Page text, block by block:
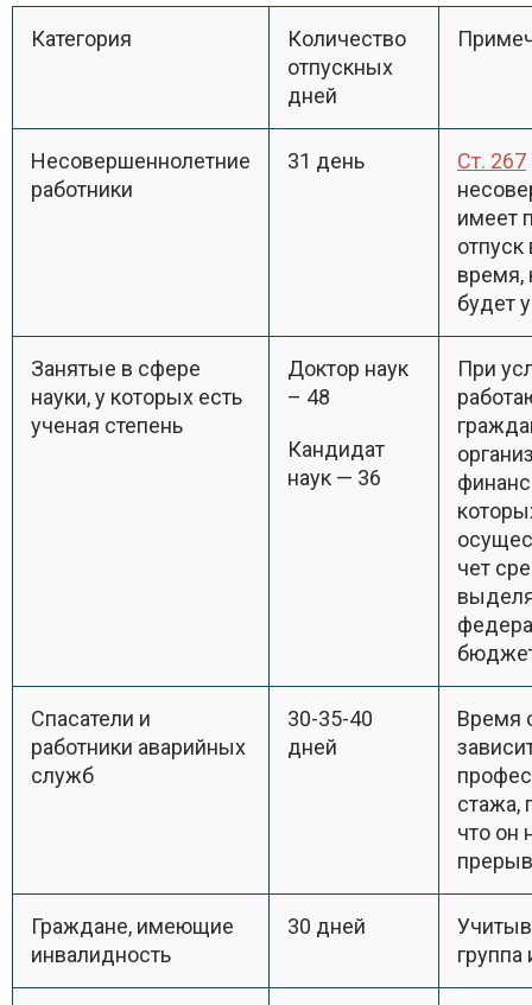
Категория
Количество
отпускных
дней
Несовершеннолетние
работники
31 день Ст. 267
имеет
время,
будет
Занятые в сфере
науки, у которых есть
ученая степень
Доктор наук
– 48
Кандидат
наук — 36
При
чет
Спасатели и
работники аварийных
служб
30-35-40
дней
Время
стажа,
что он
Граждане, имеющие
инвалидность
30 дней